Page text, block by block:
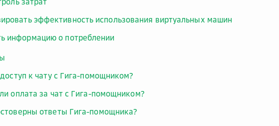
эффективность использования виртуальных машин
информацию о потреблении
к чату с Гига-помощником?
оплата за чат с Гига-помощником?
ответы Гига-помощника?